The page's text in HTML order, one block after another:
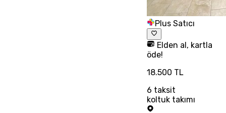
Plus Satıcı
Elden al, kartla
öde!
18.500 TL
6 taksit
koltuk takımı